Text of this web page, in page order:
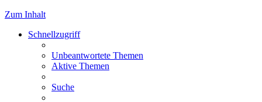
Zum Inhalt
Schnellzugriff
Unbeantwortete Themen
Aktive Themen
Suche